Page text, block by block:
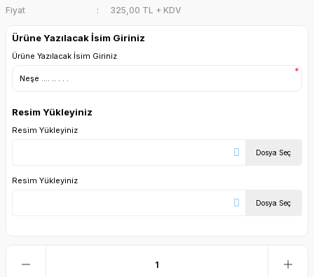
Fiyat
325,00 TL + KDV
Ürüne Yazılacak İsim Giriniz
Ürüne Yazılacak İsim Giriniz
*
Resim Yükleyiniz
Resim Yükleyiniz
Dosya Seç
Resim Yükleyiniz
Dosya Seç